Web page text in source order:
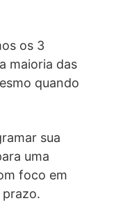
os 3
maioria das
quando
sua
uma
foco em